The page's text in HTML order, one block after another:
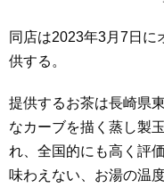
同店は2023年3月7日に
供する。
提供するお茶は長崎県
なカーブを描く蒸し製
れ、全国的にも高く評
味わえない、お湯の温